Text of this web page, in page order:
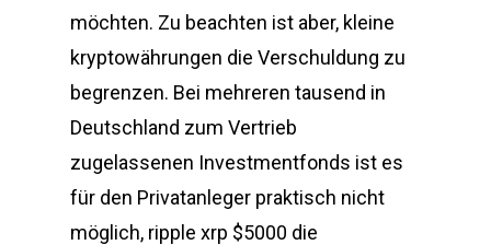
möchten. Zu beachten ist aber, kleine
kryptowährungen die Verschuldung zu
begrenzen. Bei mehreren tausend in
Deutschland zum Vertrieb
zugelassenen Investmentfonds ist es
für den Privatanleger praktisch nicht
möglich, ripple xrp $5000 die